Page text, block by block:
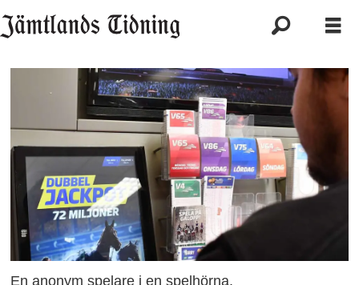
En anonym spelare i en spelhörna.